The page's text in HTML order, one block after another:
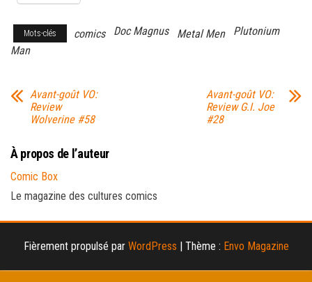
Mots-clés comics Doc Magnus Metal Men
Plutonium
Man
Avant-goût VO:
Review
Wolverine #58
Avant-goût VO:
Review G.I. Joe
#28
À propos de l’auteur
Comic Box
Le magazine des cultures comics
Fièrement propulsé par WordPress | Thème : Envo Magazine